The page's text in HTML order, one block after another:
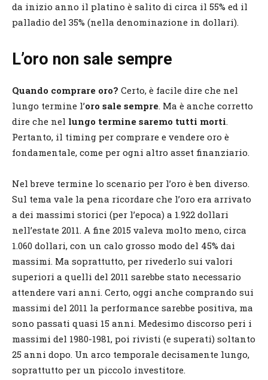
da inizio anno il platino è salito di circa il 55% ed il
palladio del 35% (nella denominazione in dollari).
L’oro non sale sempre
Quando comprare oro? Certo, è facile dire che nel
lungo termine l’oro sale sempre. Ma è anche corretto
dire che nel lungo termine saremo tutti morti.
Pertanto, il timing per comprare e vendere oro è
fondamentale, come per ogni altro asset finanziario.
Nel breve termine lo scenario per l’oro è ben diverso.
Sul tema vale la pena ricordare che l’oro era arrivato
a dei massimi storici (per l’epoca) a 1.922 dollari
nell’estate 2011. A fine 2015 valeva molto meno, circa
1.060 dollari, con un calo grosso modo del 45% dai
massimi. Ma soprattutto, per rivederlo sui valori
superiori a quelli del 2011 sarebbe stato necessario
attendere vari anni. Certo, oggi anche comprando sui
massimi del 2011 la performance sarebbe positiva, ma
sono passati quasi 15 anni. Medesimo discorso peri i
massimi del 1980-1981, poi rivisti (e superati) soltanto
25 anni dopo. Un arco temporale decisamente lungo,
soprattutto per un piccolo investitore.